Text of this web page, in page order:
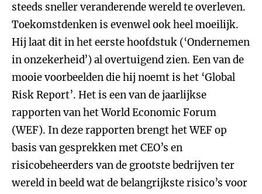
steeds sneller veranderende wereld te overleven.
Toekomstdenken is evenwel ook heel moeilijk.
Hij laat dit in het eerste hoofdstuk (‘Ondernemen
in onzekerheid’) al overtuigend zien. Een van de
mooie voorbeelden die hij noemt is het ‘Global
Risk Report’. Het is een van de jaarlijkse
rapporten van het World Economic Forum
(WEF). In deze rapporten brengt het WEF op
basis van gesprekken met CEO’s en
risicobeheerders van de grootste bedrijven ter
wereld in beeld wat de belangrijkste risico’s voor